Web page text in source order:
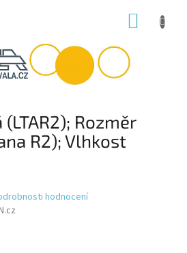
Rozměr
R2); Vlhkost
hodnocení